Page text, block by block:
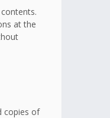
at the
copies of